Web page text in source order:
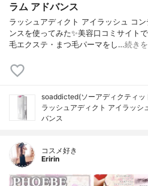
ラム アドバンス
ラッシュアディクト アイラッシュ コ
ンスを使ってみた✨美容口コミサイト
毛エクステ・まつ毛パーマをし…続き
soaddicted(ソーアディクティッ
ラッシュアディクト アイラッシ
バンス
コスメ好き
Eririn